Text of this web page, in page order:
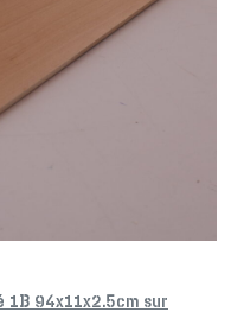
1B 94x11x2.5cm sur